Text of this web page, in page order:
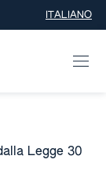
ITALIANO
Legge 30